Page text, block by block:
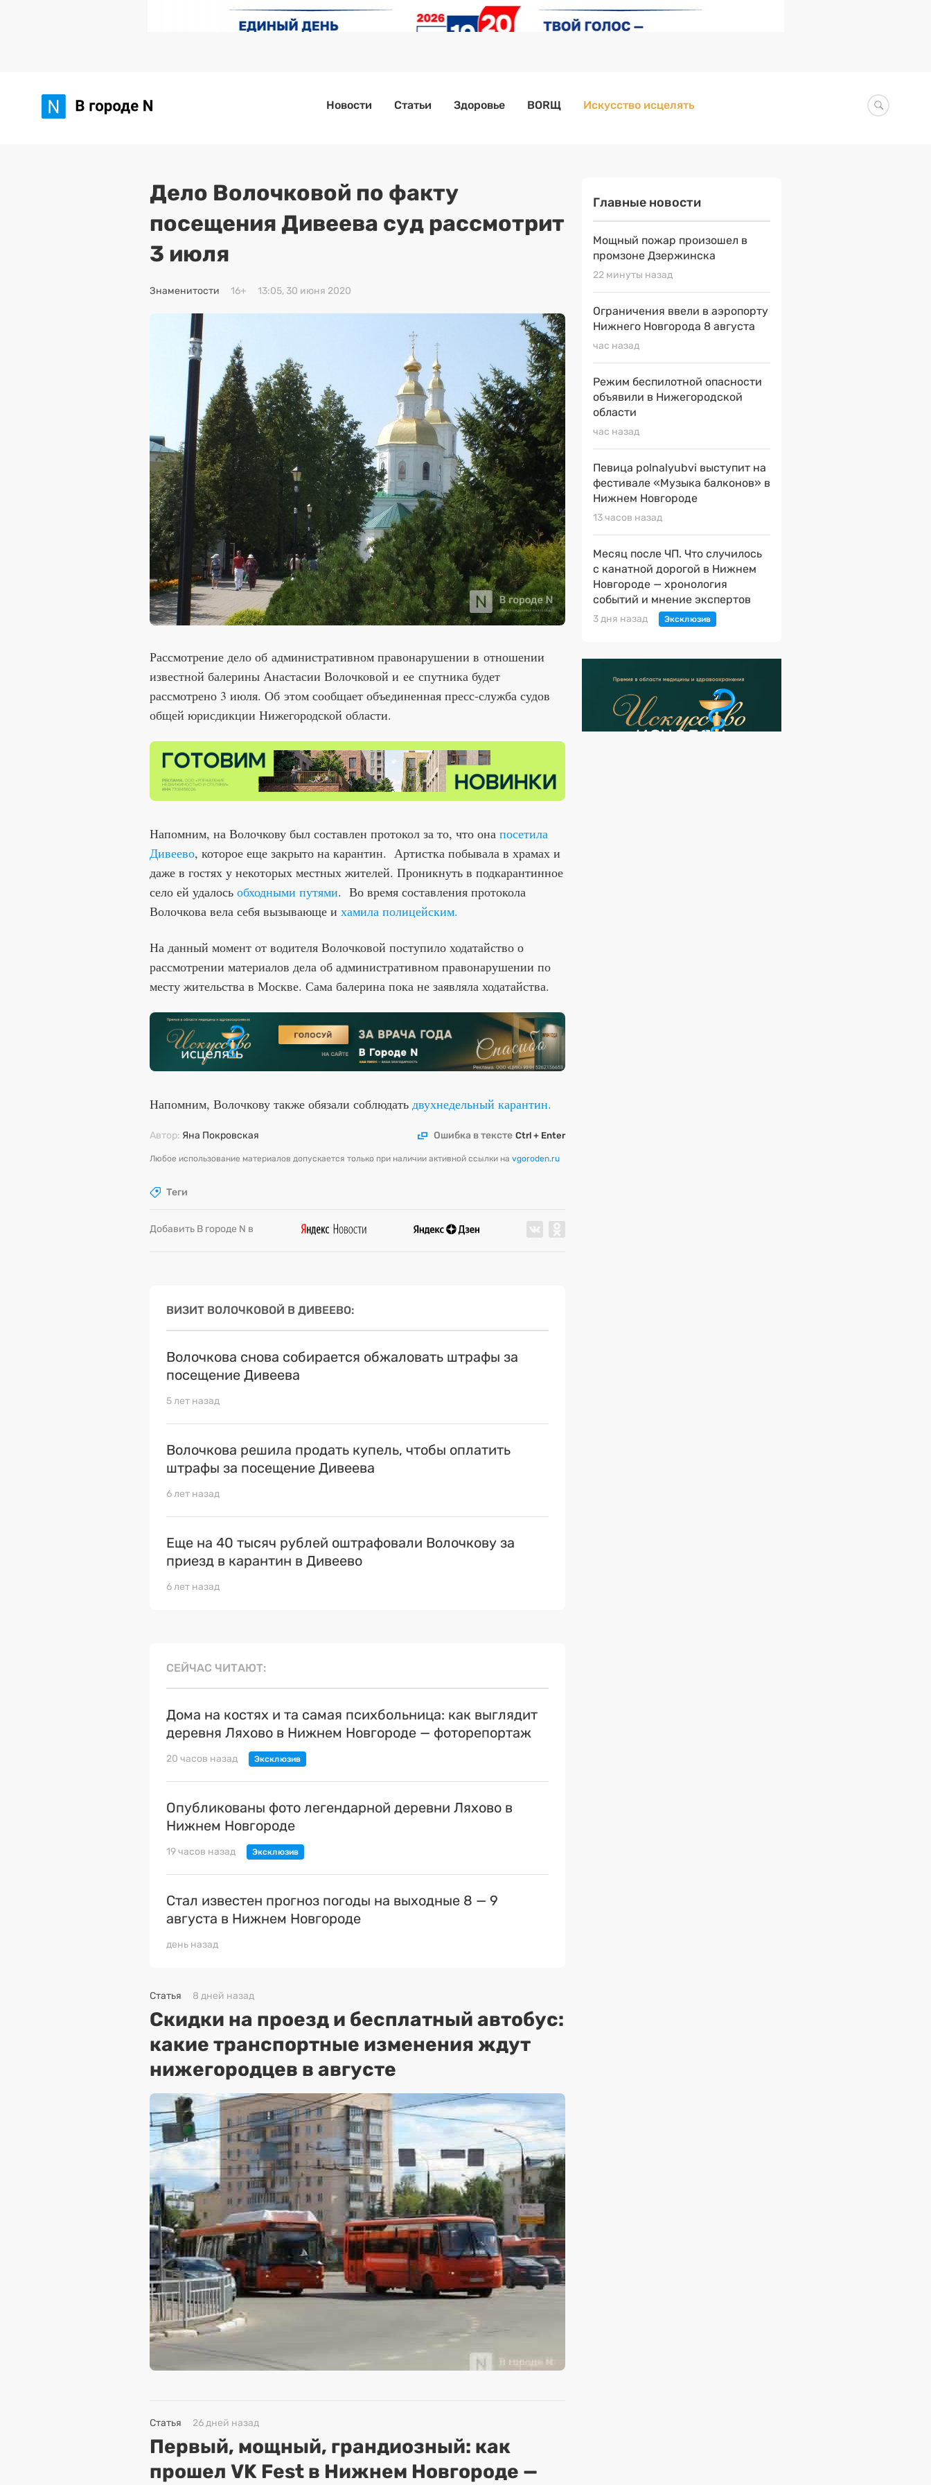
Новости Статьи Здоровье BORЩ Искусство исцелять
Дело Волочковой по факту
посещения Дивеева суд рассмотрит
3 июля
Знаменитости 16+ 13:05, 30 июня 2020
Рассмотрение дело об административном правонарушении в отношении
известной балерины Анастасии Волочковой и ее спутника будет
рассмотрено 3 июля. Об этом сообщает объединенная пресс-служба судов
общей юрисдикции Нижегородской области.
Напомним, на Волочкову был составлен протокол за то, что она посетила
Дивеево, которое еще закрыто на карантин. Артистка побывала в храмах и
даже в гостях у некоторых местных жителей. Проникнуть в подкарантинное
село ей удалось обходными путями. Во время составления протокола
Волочкова вела себя вызывающе и хамила полицейским.
На данный момент от водителя Волочковой поступило ходатайство о
рассмотрении материалов дела об административном правонарушении по
месту жительства в Москве. Сама балерина пока не заявляла ходатайства.
Напомним, Волочкову также обязали соблюдать двухнедельный карантин.
Автор: Яна Покровская Ошибка в тексте Ctrl + Enter
Любое использование материалов допускается только при наличии активной ссылки на vgoroden.ru
Теги
Добавить В городе N в
ВИЗИТ ВОЛОЧКОВОЙ В ДИВЕЕВО
Волочкова снова собирается обжаловать штрафы за
посещение Дивеева
5 лет назад
Волочкова решила продать купель, чтобы оплатить
штрафы за посещение Дивеева
6 лет назад
Еще на 40 тысяч рублей оштрафовали Волочкову за
приезд в карантин в Дивеево
6 лет назад
СЕЙЧАС ЧИТАЮТ
Дома на костях и та самая психбольница: как выглядит
деревня Ляхово в Нижнем Новгороде — фоторепортаж
20 часов назад
Опубликованы фото легендарной деревни Ляхово в
Нижнем Новгороде
19 часов назад
Стал известен прогноз погоды на выходные 8 — 9
августа в Нижнем Новгороде
день назад
Статья 8 дней назад
Скидки на проезд и бесплатный автобус:
какие транспортные изменения ждут
нижегородцев в августе
Статья 26 дней назад
Первый, мощный, грандиозный: как
прошел VK Fest в Нижнем Новгороде —
Главные новости
Мощный пожар произошел в
промзоне Дзержинска
22 минуты назад
Ограничения ввели в аэропорту
Нижнего Новгорода 8 августа
час назад
Режим беспилотной опасности
объявили в Нижегородской
области
час назад
Певица polnalyubvi выступит на
фестивале «Музыка балконов» в
Нижнем Новгороде
13 часов назад
Месяц после ЧП. Что случилось
с канатной дорогой в Нижнем
Новгороде — хронология
событий и мнение экспертов
3 дня назад